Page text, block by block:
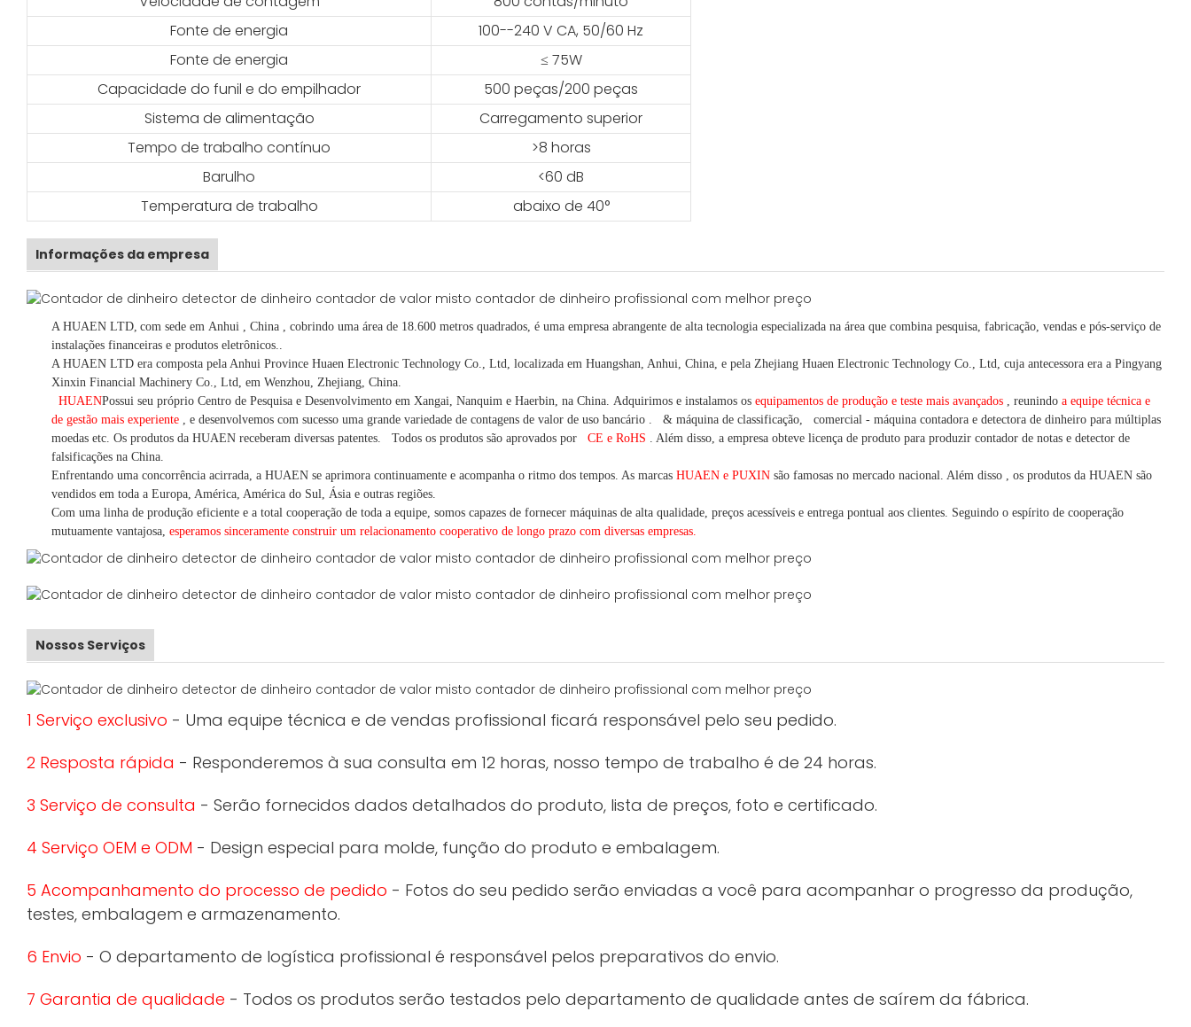
Fonte de energia
100--240 V CA, 50/60 Hz
Fonte de energia
≤ 75W
Capacidade do funil e do empilhador
500 peças/200 peças
Sistema de alimentação
Carregamento superior
Tempo de trabalho contínuo
>8 horas
Barulho
<60 dB
Temperatura de trabalho
abaixo de 40°
Informações da empresa
A HUAEN LTD, com sede em Anhui , China , cobrindo uma área de 18.600 metros quadrados, é uma empresa abrangente de alta tecnologia especializada na área que combina pesquisa, fabricação, vendas e pós-serviço de
instalações financeiras e produtos eletrônicos.
A HUAEN LTD era composta pela Anhui Province Huaen Electronic Technology Co., Ltd, localizada em Huangshan, Anhui, China, e pela Zhejiang Huaen Electronic Technology Co., Ltd, cuja antecessora era a Pingyang
Xinxin Financial Machinery Co., Ltd, em Wenzhou, Zhejiang, China.
HUAENPossui seu próprio Centro de Pesquisa e Desenvolvimento em Xangai, Nanquim e Haerbin, na China. Adquirimos e instalamos os equipamentos de produção e teste mais avançados , reunindo a equipe técnica e
de gestão mais experiente
e desenvolvemos com sucesso uma grande variedade de contagens de valor de uso bancário & máquina de classificação, comercial - máquina contadora e detectora de dinheiro para múltiplas
moedas etc. Os produtos da HUAEN receberam diversas patentes. Todos os produtos são aprovados por CE e RoHS . Além disso, a empresa obteve licença de produto para produzir contador de notas e detector de
falsificações na China.
Enfrentando uma concorrência acirrada, a HUAEN se aprimora continuamente e acompanha o ritmo dos tempos. As marcas HUAEN e PUXIN são famosas no mercado nacional. Além disso
os produtos da HUAEN são
vendidos em toda a Europa, América, América do Sul, Ásia e outras regiões.
Com uma linha de produção eficiente e a total cooperação de toda a equipe, somos capazes de fornecer máquinas de alta qualidade, preços acessíveis e entrega pontual aos clientes. Seguindo o espírito de cooperação
mutuamente vantajosa, esperamos sinceramente construir um relacionamento cooperativo de longo prazo com diversas empresas.
Nossos Serviços
1 Serviço exclusivo - Uma equipe técnica e de vendas profissional ficará responsável pelo seu pedido.
2 Resposta rápida - Responderemos à sua consulta em 12 horas, nosso tempo de trabalho é de 24 horas.
3 Serviço de consulta - Serão fornecidos dados detalhados do produto, lista de preços, foto e certificado.
4 Serviço OEM e ODM - Design especial para molde, função do produto e embalagem.
5 Acompanhamento do processo de pedido - Fotos do seu pedido serão enviadas a você para acompanhar o progresso da produção,
testes, embalagem e armazenamento.
6 Envio - O departamento de logística profissional é responsável pelos preparativos do envio.
7 Garantia de qualidade - Todos os produtos serão testados pelo departamento de qualidade antes de saírem da fábrica.